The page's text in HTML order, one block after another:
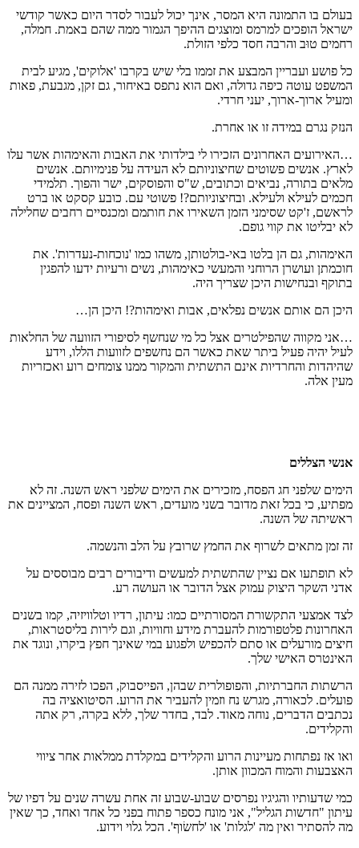
בעולם בו התמונה היא המסר, אינך יכול לעבור לסדר היום כאשר קודשי
ישראל הופכים למרמס ומוצגים ההיפך הגמור ממה שהם באמת. חמלה,
רחמים טוּב והרבה חסד כלפי הזולת.
כל פושע ועבריין המבצע את זממו בלי שיש בקרבו 'אלוקים', מגיע לבית
המשפט עוטה כיפה גדולה, ואם הוא נתפס באיחור, גם זקן, מגבעת, פאות
ומעיל ארוך-ארוך, יעני חרדי.
הנזק נגרם במידה זו או אחרת.
…האירועים האחרונים הזכירו לי בילדותי את האבות והאימהות אשר עלו
לארץ. אנשים פשוטים שחיצוניותם לא העידה על פנימיותם. אנשים
מלאים בתורה, נביאים וכתובים, ש"ס והפוסקים, ישר והפוך. תלמידי
חכמים לעילא ולעילא. ובחיצוניותם?! פשוטי עם. כובע קסקט או ברט
לראשם, ז'קט שסימני הזמן השאירו את חותמם ומכנסיים רחבים שחלילה
לא יבליטו את קווי גופם.
האימהות, גם הן בלטו באי-בולטותן, משהו כמו 'נוכחות-נעדרות'. את
חוכמתן ועושרן הרוחני והמעשי כאימהות, נשים ורעיות ידעו להפגין
בתוקף ובנחישות היכן שצריך היה.
היכן הם אותם אנשים נפלאים, אבות ואימהות?! היכן הן…
…אני מקווה שהפילטרים אצל כל מי שנחשף לסיפורי הזוועה של החלאות
לעיל יהיה פעיל ביתר שאת כאשר הם נחשפים לזוועות הללו, וידע
שהיהדות והחרדיות אינם התשתית והמקור ממנו צומחים רוע ואכזריות
מעין אלה.
אנשי הצללים
הימים שלפני חג הפסח, מזכירים את הימים שלפני ראש השנה. זה לא
מפתיע, כי בכל זאת מדובר בשני מועדים, ראש השנה ופסח, המציינים את
ראשיתה של השנה.
זה זמן מתאים לשרוף את החמץ שרובץ על הלב והנשמה.
לא תופתעו אם נציין שהתשתית למעשים ודיבורים רבים מבוססים על
אדני השקר היצוק עמוק אצל הדובר או העושה רע.
לצד אמצעי התקשורת המסורתיים כמו: עיתון, רדיו וטלוויזיה, קמו בשנים
האחרונות פלטפורמות להעברת מידע וחוויות, וגם לירות בליסטראות,
חיצים מורעלים או סתם להכפיש ולפגוע במי שאינך חפץ ביקרו, ונוגד את
האינטרס האישי שלך.
הרשתות החברתיות, והפופולרית שבהן, הפייסבוק, הפכו לזירה ממנה הם
פועלים. לכאורה, מגרש נח וזמין להעביר את הרוע. הסיטואציה בה
נכתבים הדברים, נוחה מאוד. לבד, בחדר שלך, ללא בקרה, רק אתה
והקלידים.
ואו אז נפתחות מעיינות הרוע והקלידים במקלדת ממלאות אחר ציווי
האצבעות והמוח המכוון אותן.
כמי שדעותיו והגיגיו נפרסים שבוע-שבוע זה אחת עשרה שנים על דפיו של
עיתון "חדשות הגליל", אני מונח כספר פתוח בפני כל אחד ואחד, כך שאין
מה להסתיר ואין מה 'לגלות' או 'לחשׂוף'. הכל גלוי וידוע.